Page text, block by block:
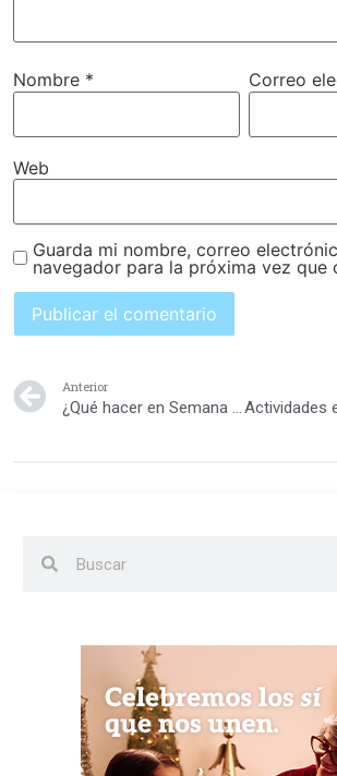
Nombre * Correo
Web
Guarda mi nombre, correo
navegador para la próxima vez que
Anterior
¿Qué hacer en Semana Santa si te quedas en casa?